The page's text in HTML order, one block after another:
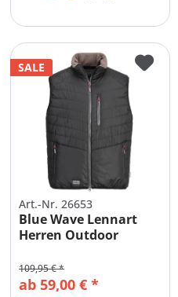
SALE
Art.-Nr. 26653
Blue Wave Lennart
Herren Outdoor
ab 59,00 € *
109,95 € *